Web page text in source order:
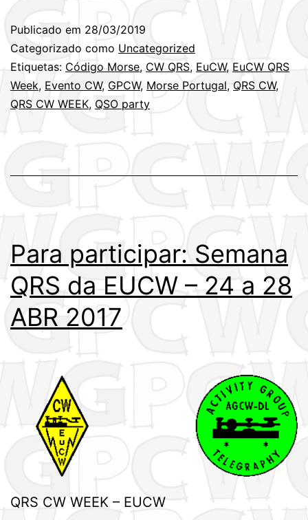
QRS
CW
–
EuCW
Publicado em 28/03/2019
Categorizado como Uncategorized
Etiquetas: Código Morse, CW QRS, EuCW, EuCW QRS
Week, Evento CW, GPCW, Morse Portugal, QRS CW,
QRS CW WEEK, QSO party
Para participar: Semana
QRS da EUCW – 24 a 28
ABR 2017
QRS CW WEEK – EUCW